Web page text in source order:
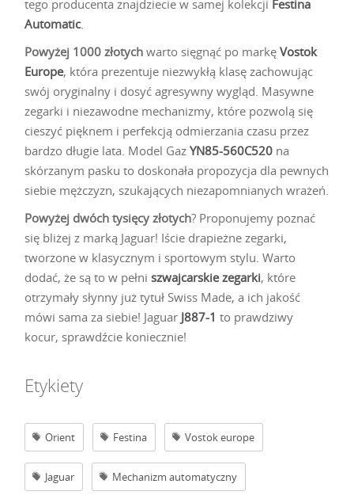
tego producenta znajdziecie w samej kolekcji Festina
Automatic.
Powyżej 1000 złotych warto sięgnąć po markęVostok
Europe, która prezentuje niezwykłą klasę zachowując
swój oryginalny i dosyć agresywny wygląd. Masywne
zegarki i niezawodne mechanizmy, które pozwolą się
cieszyć pięknem i perfekcją odmierzania czasu przez
bardzo długie lata. Model GazYN85-560C520 na
skórzanym pasku to doskonała propozycja dla pewnych
siebie mężczyzn, szukających niezapomnianych wrażeń.
Powyżej dwóch tysięcy złotych? Proponujemy poznać
się bliżej z marką Jaguar! Iście drapieżne zegarki,
tworzone w klasycznym i sportowym stylu. Warto
dodać, że są to w pełniszwajcarskie zegarki, które
otrzymały słynny już tytuł Swiss Made, a ich jakość
mówi sama za siebie! Jaguar J887-1 to prawdziwy
kocur, sprawdźcie koniecznie!
Etykiety
Orient Festina Vostok europe
Jaguar Mechanizm automatyczny